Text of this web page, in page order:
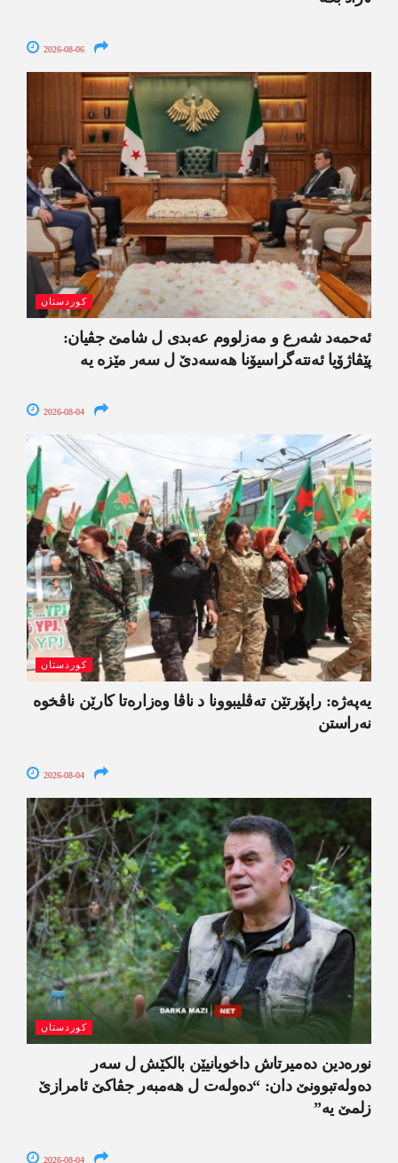
2026-08-06
کوردستان
ئەحمەد شەرع و مەزلووم عەبدی ل شامێ جڤیان:
پێڤاژۆیا ئەنتەگراسیۆنا ھەسەدێ ل سەر مێزە یە
2026-08-04
کوردستان
یەپەژە: راپۆرتێن تەڤلیبوونا د ناڤا وەزارەتا کارێن ناڤخوە
نەراستن
2026-08-04
کوردستان
نورەدین دەمیرتاش داخویانیێن بالکێش ل سەر
دەولەتبوونێ دان: “دەولەت ل ھەمبەر جڤاکێ ئامرازێ
زلمێ یە”
2026-08-04